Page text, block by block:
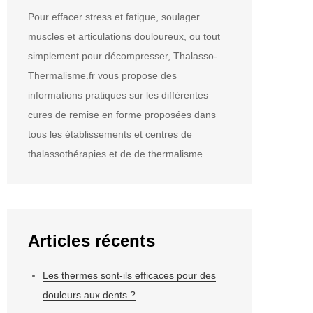
Pour effacer stress et fatigue, soulager
muscles et articulations douloureux, ou tout
simplement pour décompresser, Thalasso-
Thermalisme.fr vous propose des
informations pratiques sur les différentes
cures de remise en forme proposées dans
tous les établissements et centres de
thalassothérapies et de de thermalisme.
Articles récents
Les thermes sont-ils efficaces pour des
douleurs aux dents ?